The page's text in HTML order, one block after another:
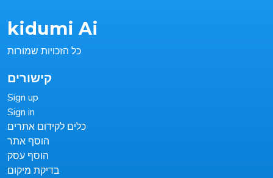
kidumi Ai
כל הזכויות שמורות
קישורים
Sign up
Sign in
כלים לקידום אתרים
הוסף אתר
הוסף עסק
בדיקת מיקום